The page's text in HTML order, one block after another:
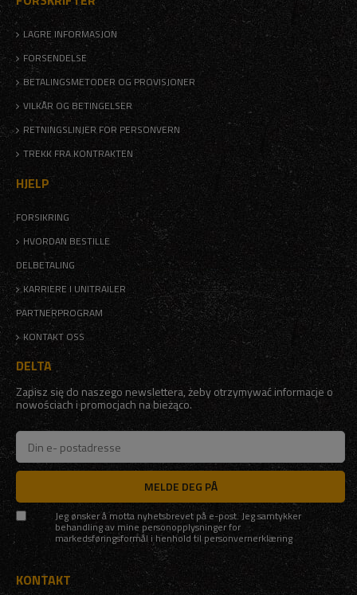
LAGRE INFORMASJON
FORSENDELSE
BETALINGSMETODER OG PROVISJONER
VILKÅR OG BETINGELSER
RETNINGSLINJER FOR PERSONVERN
TREKK FRA KONTRAKTEN
HJELP
FORSIKRING
HVORDAN BESTILLE
DELBETALING
KARRIERE I UNITRAILER
PARTNERPROGRAM
KONTAKT OSS
DELTA
Zapisz się do naszego newslettera, żeby otrzymywać informacje o
nowościach i promocjach na bieżąco.
MELDE DEG PÅ
Jeg ønsker å motta nyhetsbrevet på e-post. Jeg samtykker
behandling av mine personopplysninger for
markedsføringsformål i henhold til personvernerklæring
KONTAKT